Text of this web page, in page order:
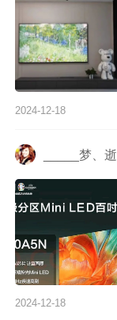
2024-12-18
_____梦、逝
2024-12-18